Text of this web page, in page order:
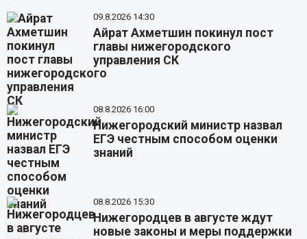
09.8.2026 14:30
Айрат Ахметшин покинул пост
главы нижегородского
управления СК
08.8.2026 16:00
Нижегородский министр назвал
ЕГЭ честным способом оценки
знаний
08.8.2026 15:30
Нижегородцев в августе ждут
новые законы и меры поддержки